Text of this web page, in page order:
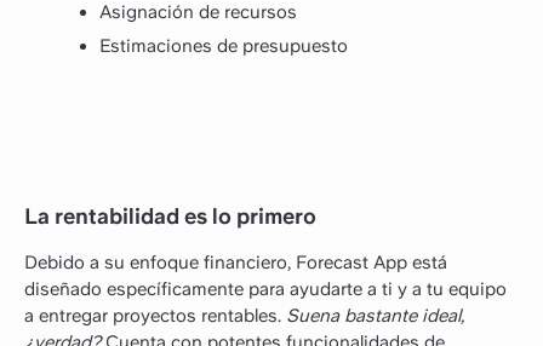
Asignación de recursos
Estimaciones de presupuesto
La rentabilidad es lo primero
Debido a su enfoque financiero, Forecast App está
diseñado específicamente para ayudarte a ti y a tu equipo
a entregar proyectos rentables. Suena bastante ideal,